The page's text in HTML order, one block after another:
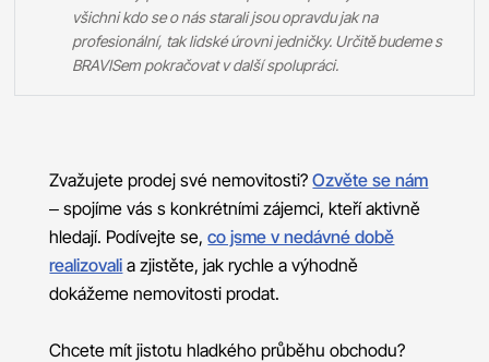
všichni kdo se o nás starali jsou opravdu jak na
profesionální, tak lidské úrovni jedničky. Určitě budeme s
BRAVISem pokračovat v další spolupráci.
Zvažujete prodej své nemovitosti?Ozvěte se nám
– spojíme vás s konkrétními zájemci, kteří aktivně
hledají. Podívejte se,co jsme v nedávné době
realizovali a zjistěte, jak rychle a výhodně
dokážeme nemovitosti prodat.
Chcete mít jistotu hladkého průběhu obchodu?